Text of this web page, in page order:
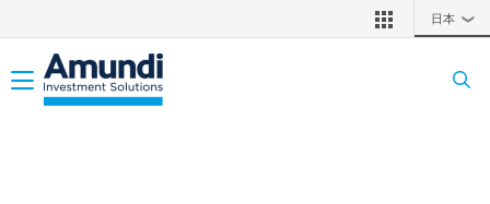
日本 ❯
Toggle navigation